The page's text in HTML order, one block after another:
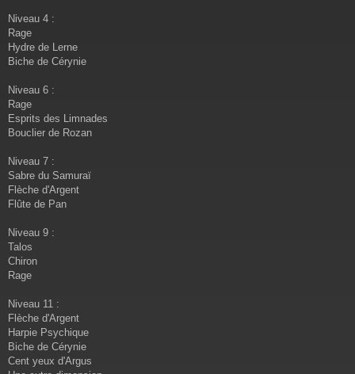
Niveau 4 :
Rage
Hydre de Lerne
Biche de Cérynie
Niveau 6 :
Rage
Esprits des Limnades
Bouclier de Rozan
Niveau 7 :
Sabre du Samuraï
Flèche d'Argent
Flûte de Pan
Niveau 9 :
Talos
Chiron
Rage
Niveau 11 :
Flèche d'Argent
Harpie Psychique
Biche de Cérynie
Cent yeux d'Argus